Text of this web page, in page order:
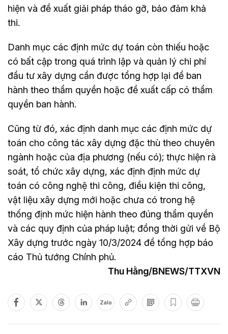
hiện và đề xuất giải pháp tháo gỡ, bảo đảm khả
thi.
Danh mục các định mức dự toán còn thiếu hoặc
có bất cập trong quá trình lập và quản lý chi phí
đầu tư xây dựng cần được tổng hợp lại để ban
hành theo thẩm quyền hoặc đề xuất cấp có thẩm
quyền ban hành.
Cũng từ đó, xác định danh mục các định mức dự
toán cho công tác xây dựng đặc thù theo chuyên
ngành hoặc của địa phương (nếu có); thực hiện rà
soát, tổ chức xây dựng, xác định định mức dự
toán có công nghệ thi công, điều kiện thi công,
vật liệu xây dựng mới hoặc chưa có trong hệ
thống định mức hiện hành theo đúng thẩm quyền
và các quy định của pháp luật; đồng thời gửi về Bộ
Xây dựng trước ngày 10/3/2024 để tổng hợp báo
cáo Thủ tướng Chính phủ.
Thu Hằng/BNEWS/TTXVN
Zalo